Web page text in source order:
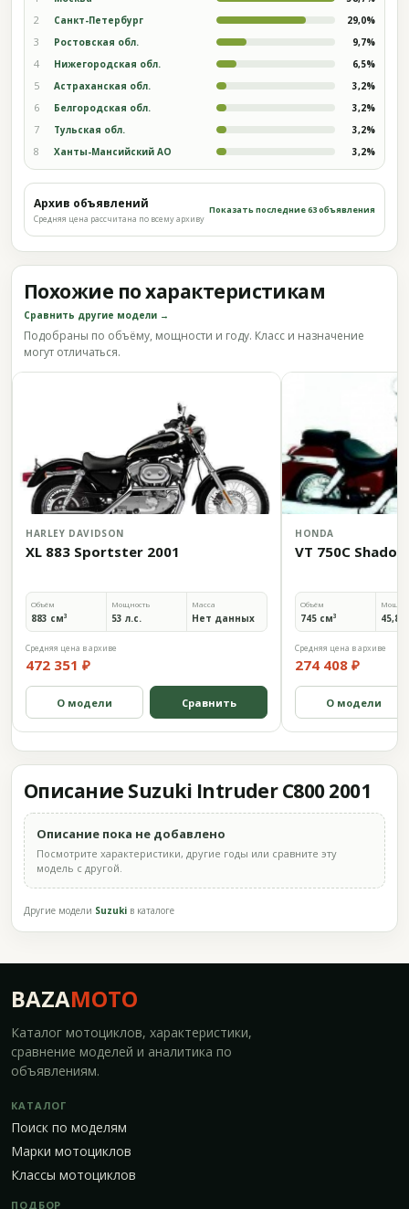
2 Санкт-Петербург 29,0%
3 Ростовская обл. 9,7%
4 Нижегородская обл. 6,5%
5 Астраханская обл. 3,2%
6 Белгородская обл. 3,2%
7 Тульская обл. 3,2%
8 Ханты-Мансийский АО 3,2%
Архив объявлений
Средняя цена рассчитана по всему архиву
Показать последние 63 объявления
Похожие по характеристикам
Сравнить другие модели →
Подобраны по объёму, мощности и году. Класс и назначение
могут отличаться.
HARLEY DAVIDSON
XL 883 Sportster 2001
Объём
883 см³
Мощность
53 л.с.
Масса
Нет данных
Средняя цена в архиве
472 351 ₽
О модели Сравнить
HONDA
VT 750C
Объём
745 см³ 45,8
Средняя цена в архиве
274 408 ₽
О модели
Описание Suzuki Intruder C800 2001
Описание пока не добавлено
Посмотрите характеристики, другие годы или сравните эту
модель с другой.
Другие модели Suzuki в каталоге
BAZAMOTO
Каталог мотоциклов, характеристики,
сравнение моделей и аналитика по
объявлениям.
КАТАЛОГ
Поиск по моделям
Марки мотоциклов
Классы мотоциклов
ПОДБОР